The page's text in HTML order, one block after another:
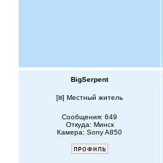
BigSerpent
[ ] Местный житель
Сообщения: 649
Откуда: Минск
Камера: Sony A850